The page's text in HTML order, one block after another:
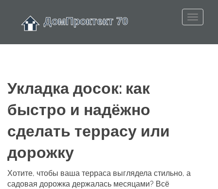
Укладка досок: как
быстро и надёжно
сделать террасу или
дорожку
Хотите, чтобы ваша терраса выглядела стильно, а
садовая дорожка держалась месяцами? Всё